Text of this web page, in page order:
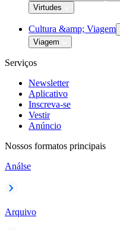
Virtudes
Cultura &amp; Viagem
Viagem
Serviços
Newsletter
Aplicativo
Inscreva-se
Vestir
Anúncio
Nossos formatos principais
Análse
Arquivo